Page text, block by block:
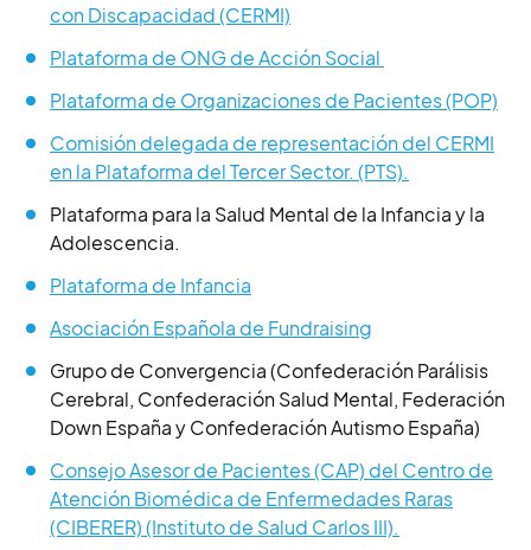
con Discapacidad (CERMI)
Plataforma de ONG de Acción Social
Plataforma de Organizaciones de Pacientes (POP)
Comisión delegada de representación del CERMI
en la Plataforma del Tercer Sector. (PTS).
Plataforma para la Salud Mental de la Infancia y la
Adolescencia.
Plataforma de Infancia
Asociación Española de Fundraising
Grupo de Convergencia (Confederación Parálisis
Cerebral, Confederación Salud Mental, Federación
Down España y Confederación Autismo España)
Consejo Asesor de Pacientes (CAP) del Centro de
Atención Biomédica de Enfermedades Raras
(CIBERER) (Instituto de Salud Carlos III).